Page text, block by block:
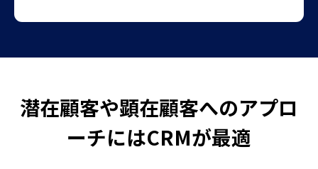
潜在顧客や顕在顧客へのアプロ
ーチにはCRMが最適